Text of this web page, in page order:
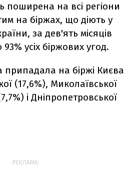
поширена на всі регіони
на біржах, що діють у
за дев'ять місяців
усіх біржових угод.
припадала на біржі Києва
(17,6%), Миколаївської
і Дніпропетровської
РЕКЛАМА: